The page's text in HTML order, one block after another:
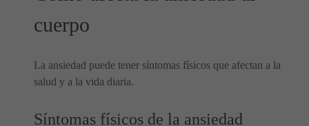
cuerpo
La ansiedad puede tener síntomas físicos que afectan a la
salud y a la vida diaria.
Síntomas físicos de la ansiedad